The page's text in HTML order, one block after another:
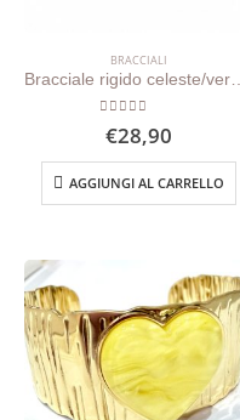
BRACCIALI
out of 5
€28,90
AGGIUNGI AL CARRELLO